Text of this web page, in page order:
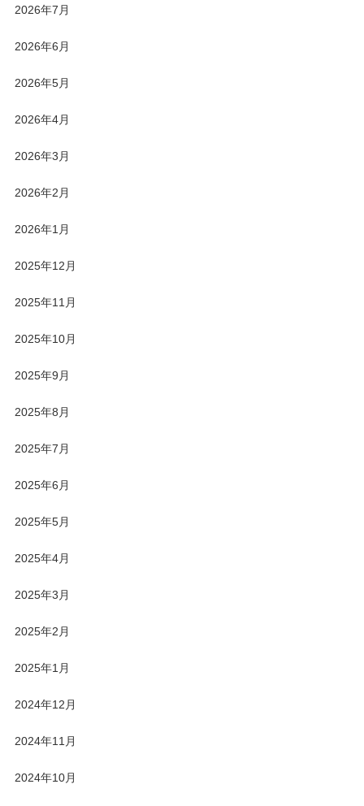
2026年7月
2026年6月
2026年5月
2026年4月
2026年3月
2026年2月
2026年1月
2025年12月
2025年11月
2025年10月
2025年9月
2025年8月
2025年7月
2025年6月
2025年5月
2025年4月
2025年3月
2025年2月
2025年1月
2024年12月
2024年11月
2024年10月